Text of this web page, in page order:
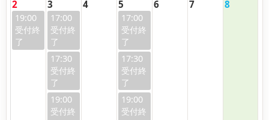
2
19:00
3
17:00
17:30
19:00
4 5
17:00
17:30
19:00
6 7 8